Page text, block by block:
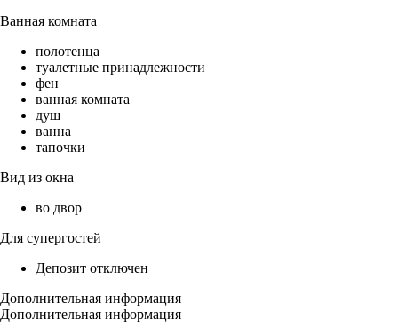
Ванная комната
полотенца
туалетные принадлежности
фен
ванная комната
душ
ванна
тапочки
Вид из окна
во двор
Для супергостей
Депозит отключен
Дополнительная информация
Дополнительная информация